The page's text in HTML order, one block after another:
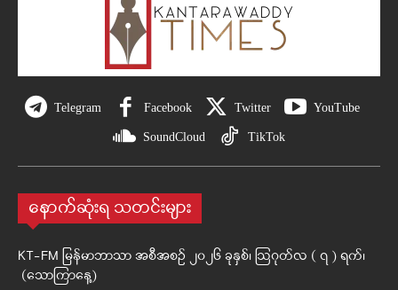
Telegram Facebook Twitter YouTube
SoundCloud TikTok
နောက်ဆုံးရ သတင်းများ
KT-FM မြန်မာဘာသာ အစီအစဉ် ၂၀၂၆ ခုနှစ်၊ ဩဂုတ်လ ( ၇ ) ရက်၊
(သောကြာနေ့)